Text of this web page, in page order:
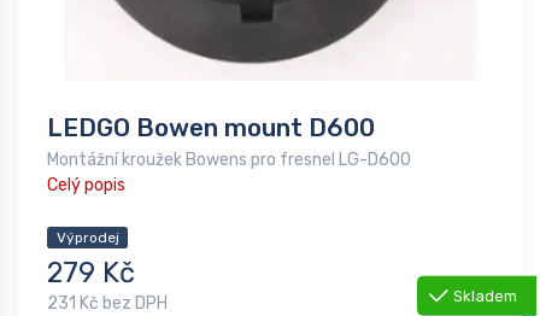
LEDGO Bowen mount D600
Montážní kroužek Bowens pro fresnel LG-D600
Celý popis
Výprodej
279 Kč
231 Kč bez DPH Skladem